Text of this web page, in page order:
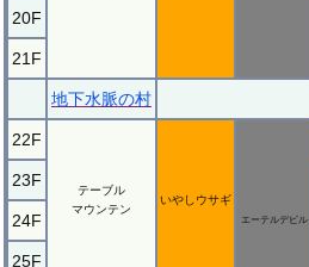
20F
21F
地下水脈の村
22F
テーブル
マウンテン
いやしウサギ
エーテルデビル
23F
24F
25F